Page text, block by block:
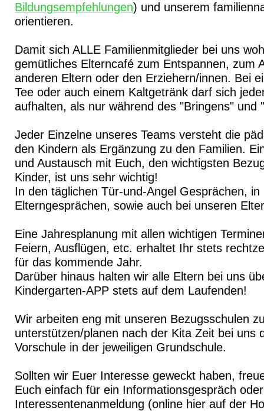
Bildungsempfehlungen) und unserem
orientieren.
Damit sich ALLE Familienmitglieder bei uns
gemütliches Elterncafé zum Entspannen, zum
anderen Eltern oder den Erziehern/innen. Bei
Tee oder auch einem Kaltgetränk darf sich
aufhalten, als nur während des "Bringens" und
Jeder Einzelne unseres Teams versteht die
den Kindern als Ergänzung zu den Familien.
und Austausch mit Euch, den wichtigsten
Kinder, ist uns sehr wichtig!
In den täglichen Tür-und-Angel Gesprächen, in
Elterngesprächen, sowie auch bei unseren
Eine Jahresplanung mit allen wichtigen
Feiern, Ausflügen, etc. erhaltet Ihr stets
für das kommende Jahr.
Darüber hinaus halten wir alle Eltern bei uns
Kindergarten-APP stets auf dem Laufenden!
Wir arbeiten eng mit unseren Bezugsschulen
unterstützen/planen nach der Kita Zeit bei uns
Vorschule in der jeweiligen Grundschule.
Sollten wir Euer Interesse geweckt haben,
Euch einfach für ein Informationsgespräch
Interessentenanmeldung (online hier auf der